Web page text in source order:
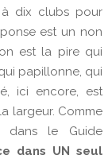
à dix clubs pour
est un non
est la pire qui
papillonne, qui
ici encore, est
largeur. Comme
dans le Guide
dans UN seul